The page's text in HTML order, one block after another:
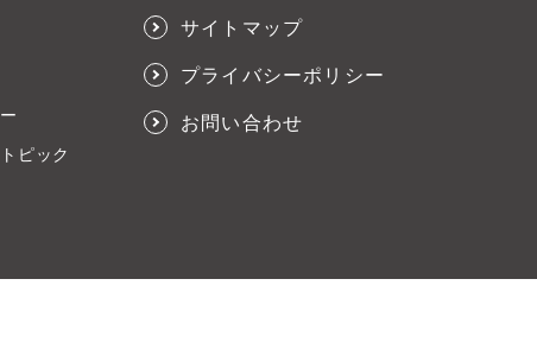
ピック
サイトマップ
プライバシーポリシー
お問い合わせ